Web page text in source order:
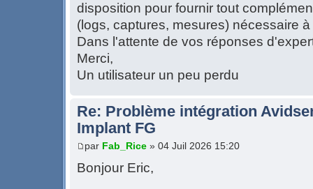
disposition pour fournir tout
(logs, captures, mesures) nécessaire
Dans l'attente de vos réponses
Merci,
Un utilisateur un peu perdu
Re: Problème intégration
Implant FG
par Fab_Rice » 04 Juil 2026 15:20
Bonjour Eric,